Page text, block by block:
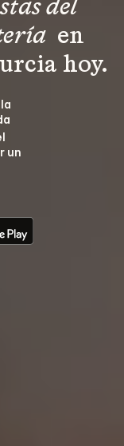
del
en
hoy.
un